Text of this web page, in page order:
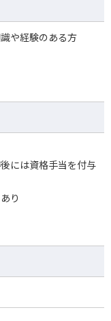
や経験のある方
には資格手当を付与
り